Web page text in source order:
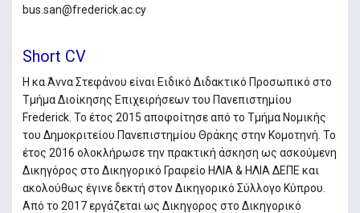
bus.san@frederick.ac.cy
Short CV
Η κα Άννα Στεφάνου είναι Ειδικό Διδακτικό Προσωπικό στο
Τμήμα Διοίκησης Επιχειρήσεων του Πανεπιστημίου
Frederick. Το έτος 2015 αποφοίτησε από το Τμήμα Νομικής
του Δημοκριτείου Πανεπιστημίου Θράκης στην Κομοτηνή. Το
έτος 2016 ολοκλήρωσε την πρακτική άσκηση ως ασκούμενη
Δικηγόρος στο Δικηγορικό Γραφείο ΗΛΙΑ & ΗΛΙΑ ΔΕΠΕ και
ακολούθως έγινε δεκτή στον Δικηγορικό Σύλλογο Κύπρου.
Από το 2017 εργάζεται ως Δικηγορος στο Δικηγορικό